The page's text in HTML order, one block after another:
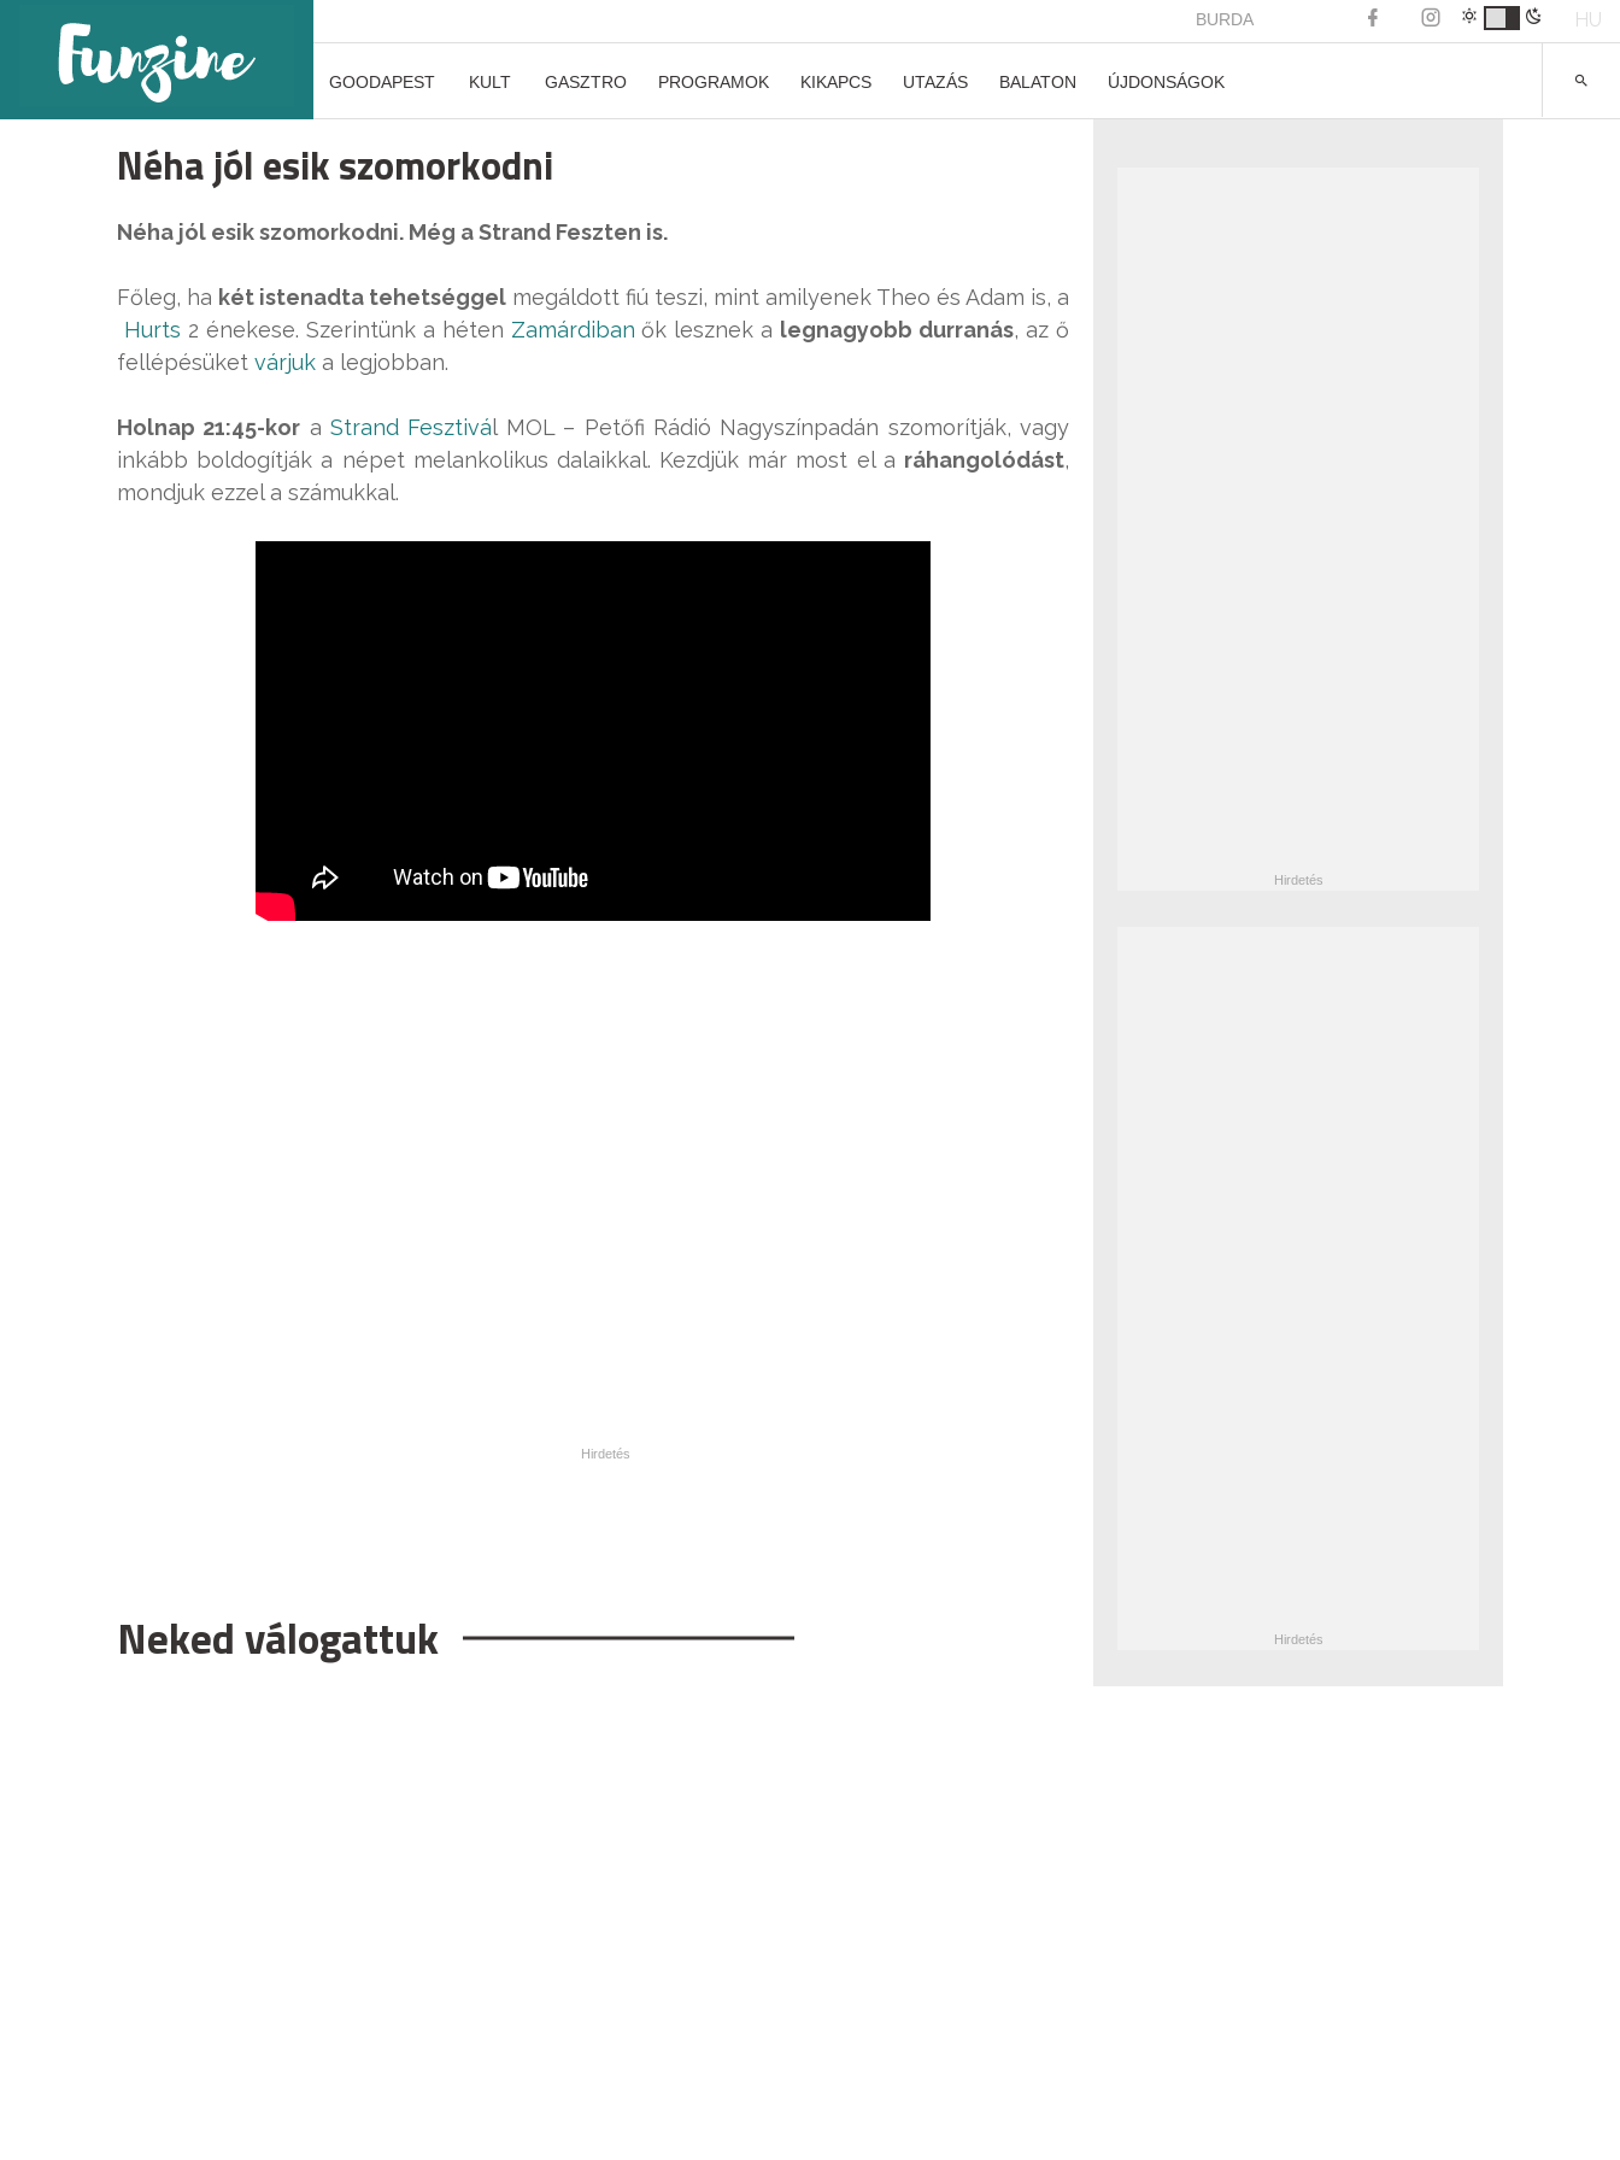
BURDA HU
GOODAPEST KULT GASZTRO PROGRAMOK KIKAPCS UTAZÁS BALATON ÚJDONSÁGOK
Néha jól esik szomorkodni
Néha jól esik szomorkodni. Még a Strand Feszten is.
Főleg, ha két istenadta tehetséggel megáldott fiú teszi, mint amilyenek Theo és Adam is, a
Hurts 2 énekese. Szerintünk a héten Zamárdiban ők lesznek a legnagyobb durranás, az ő
fellépésüket várjuk a legjobban.
Holnap 21:45-kor aStrand Fesztivál MOL – Petőfi Rádió Nagyszínpadán szomorítják, vagy
inkább boldogítják a népet melankolikus dalaikkal. Kezdjük már most el a ráhangolódást,
mondjuk ezzel a számukkal.
Neked válogattuk